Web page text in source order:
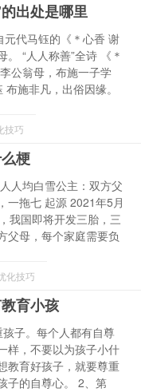
出处是哪里
元代马钰的《＊心香 谢
。 “人人称善”全诗 《＊
公翁母，布施一子学
施非凡，出俗因缘。
技巧
梗
人均白雪公主：双方父
一拖七 起源 2021年5月
我国即将开发三胎，三
父母，每个家庭需要负
化技巧
育小孩
子。每个人都有自尊
样，不要以为孩子小什
教育好孩子，就要尊重
子的自尊心。 2、第